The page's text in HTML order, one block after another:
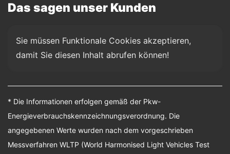
Das sagen unser Kunden
Sie müssen Funktionale Cookies akzeptieren,
damit Sie diesen Inhalt abrufen können!
* Die Informationen erfolgen gemäß der Pkw-
Energieverbrauchskennzeichnungsverordnung. Die
angegebenen Werte wurden nach dem vorgeschrieben
Messverfahren WLTP (World Harmonised Light Vehicles Test